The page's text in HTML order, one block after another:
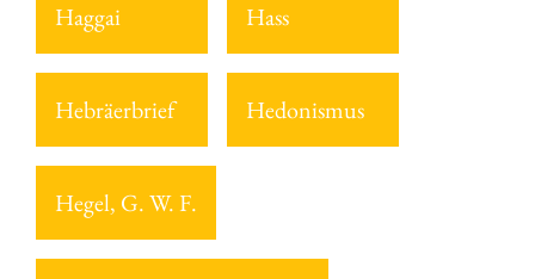
Haggai Hass
Hebräerbrief Hedonismus
Hegel, G. W. F.